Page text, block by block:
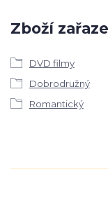
Zboží
DVD filmy
Dobrodružný
Romantický